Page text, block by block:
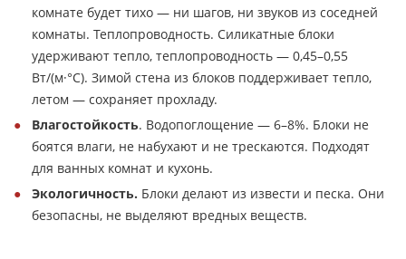
комнате будет тихо — ни шагов, ни звуков из соседней
комнаты. Теплопроводность. Силикатные блоки
удерживают тепло, теплопроводность — 0,45–0,55
Вт/(м·°C). Зимой стена из блоков поддерживает тепло,
летом — сохраняет прохладу.
Влагостойкость. Водопоглощение — 6–8%. Блоки не
боятся влаги, не набухают и не трескаются. Подходят
для ванных комнат и кухонь.
Экологичность. Блоки делают из извести и песка. Они
безопасны, не выделяют вредных веществ.